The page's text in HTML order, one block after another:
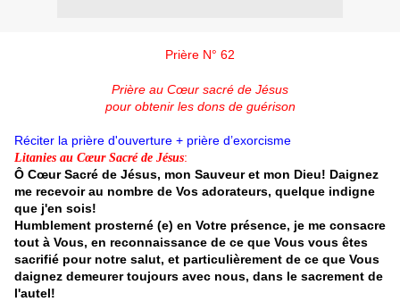
Prière N° 62
Prière au Cœur sacré de Jésus
pour obtenir les dons de guérison
Réciter la prière d'ouverture + prière d’exorcisme
Litanies au Cœur Sacré de Jésus:
Ô Cœur Sacré de Jésus, mon Sauveur et mon Dieu! Daignez
me recevoir au nombre de Vos adorateurs, quelque indigne
que j'en sois!
Humblement prosterné (e) en Votre présence, je me consacre
tout à Vous, en reconnaissance de ce que Vous vous êtes
sacrifié pour notre salut, et particulièrement de ce que Vous
daignez demeurer toujours avec nous, dans le sacrement de
l'autel!